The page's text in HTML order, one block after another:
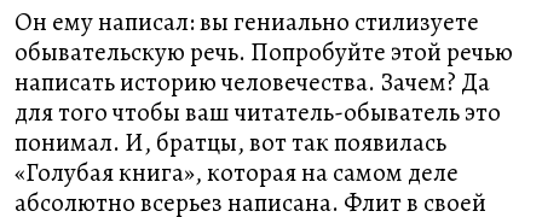
Он ему написал: вы гениально стилизуете
обывательскую речь. Попробуйте этой речью
написать историю человечества. Зачем? Да
для того чтобы ваш читатель-обыватель это
понимал. И, братцы, вот так появилась
«Голубая книга», которая на самом деле
абсолютно всерьез написана. Флит в своей